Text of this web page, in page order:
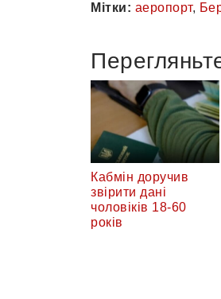
Мітки: аеропорт,
Кабмін доручив
звірити дані
чоловіків 18-60
років